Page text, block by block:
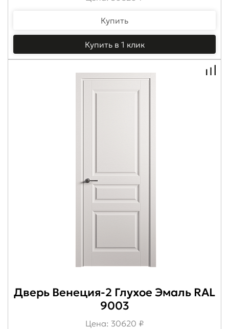
Купить
Купить в 1 клик
Дверь Венеция-2 Глухое Эмаль RAL
9003
Цена: 30620 ₽